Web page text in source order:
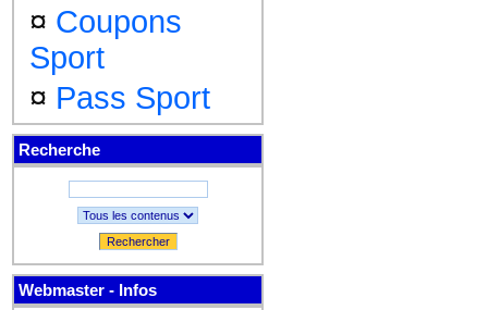
¤ Coupons
Sport
¤ Pass Sport
Recherche
Rechercher
Webmaster - Infos